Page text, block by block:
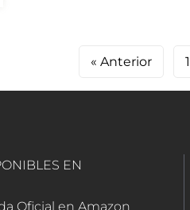
« Anterior 1
EN
Oficial en Amazon